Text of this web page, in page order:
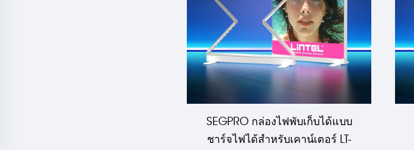
SEGPRO กล่องไฟพับเก็บได้แบบ
ชาร์จไฟได้สำหรับเคาน์เตอร์ LT-